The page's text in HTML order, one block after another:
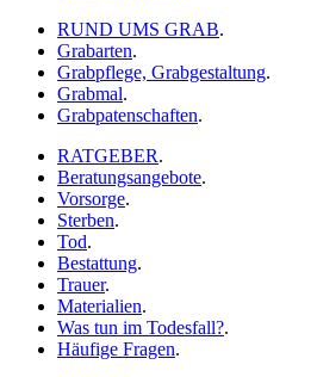
RUND UMS GRAB.
Grabarten.
Grabpflege, Grabgestaltung.
Grabmal.
Grabpatenschaften.
RATGEBER.
Beratungsangebote.
Vorsorge.
Sterben.
Tod.
Bestattung.
Trauer.
Materialien.
Was tun im Todesfall?.
Häufige Fragen.